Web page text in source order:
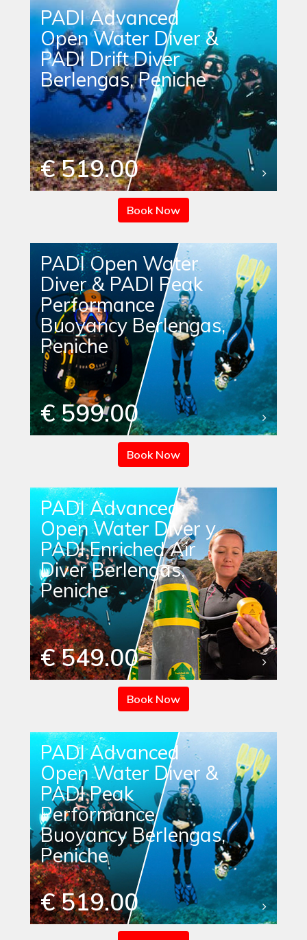
PADI Advanced
Open Water Diver &
PADI Drift Diver
Berlengas, Peniche
€ 519.00
Book Now
PADI Open Water
Diver & PADI Peak
Performance
Buoyancy Berlengas,
Peniche
€ 599.00
Book Now
PADI Advanced
Open Water Diver y
PADI Enriched Air
Diver Berlengas,
Peniche
€ 549.00
Book Now
PADI Advanced
Open Water Diver &
PADI Peak
Performance
Buoyancy Berlengas,
Peniche
€ 519.00